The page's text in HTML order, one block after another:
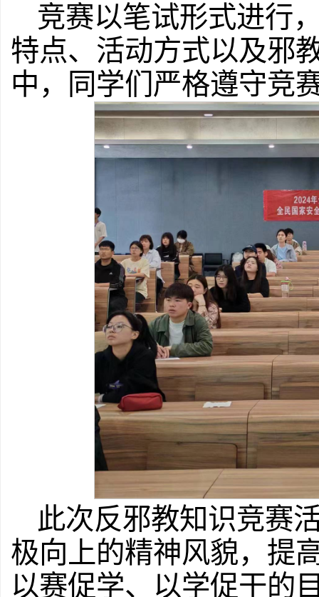
竞赛以笔试形式进行
特点、活动方式以及邪
中，同学们严格遵守竞
此次反邪教知识竞赛
极向上的精神风貌，提
以赛促学、以学促干的